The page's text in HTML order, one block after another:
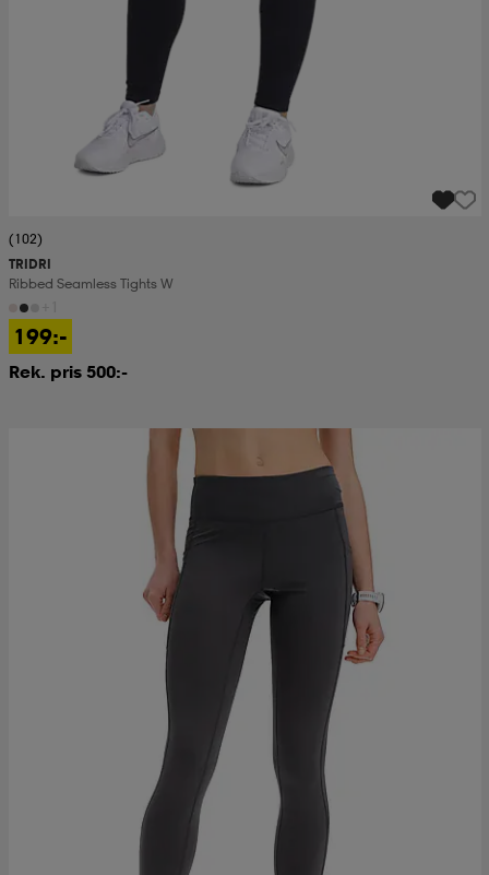
(102)
TRIDRI
Ribbed Seamless Tights W
199:-
Rek. pris 500:-